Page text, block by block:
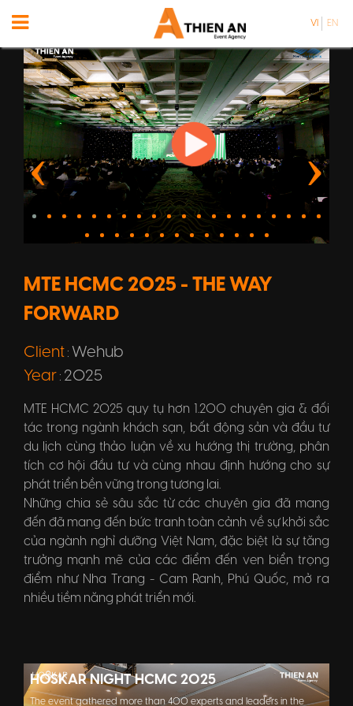
VI EN
MTE HCMC 2025 - THE WAY
FORWARD
Client : Wehub
Year : 2025
MTE HCMC 2025 quy tụ hơn 1.200 chuyên gia & đối
tác trong ngành khách sạn, bất động sản và đầu tư
du lịch cùng thảo luận về xu hướng thị trường, phân
tích cơ hội đầu tư và cùng nhau định hướng cho sự
phát triển bền vững trong tương lai.
Những chia sẻ sâu sắc từ các chuyên gia đã mang
đến đã mang đến bức tranh toàn cảnh về sự khởi sắc
của ngành nghỉ dưỡng Việt Nam, đặc biệt là sự tăng
trưởng mạnh mẽ của các điểm đến ven biển trọng
điểm như Nha Trang - Cam Ranh, Phú Quốc, mở ra
nhiều tiềm năng phát triển mới.
HOSKAR NIGHT HCMC 2025
The event gathered more than 400 experts and leaders in the